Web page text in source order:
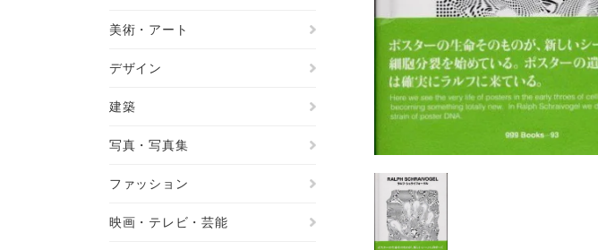
美術・アート
デザイン
建築
写真・写真集
ファッション
映画・テレビ・芸能